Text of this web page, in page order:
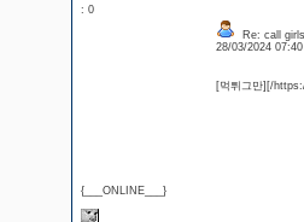
: 0
{___ONLINE___}
Re: call girls
28/03/2024
[먹튀그만][/